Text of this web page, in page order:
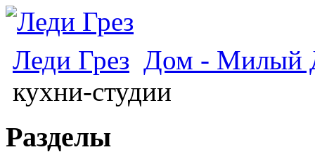
Леди Грез Дом - Милый
кухни-студии
Разделы